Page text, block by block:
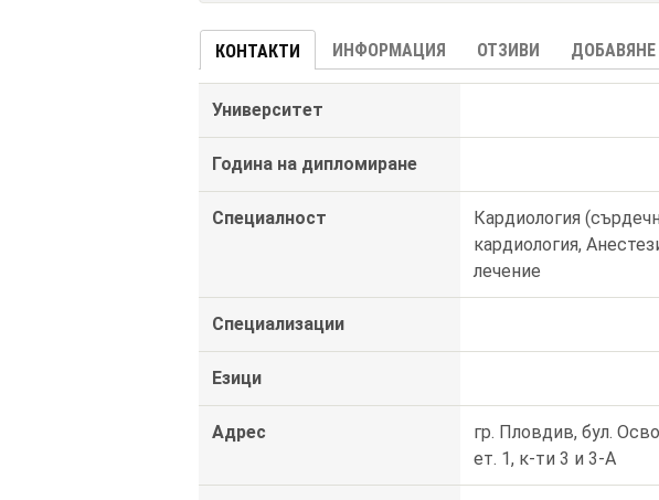
КОНТАКТИ ИНФОРМАЦИЯ ОТЗИВИ
Университет
Година на дипломиране
Специалност
Кардиология
кардиология,
лечение
Специализации
Езици
Адрес
гр. Пловдив, бул.
ет. 1, к-ти 3 и 3-А